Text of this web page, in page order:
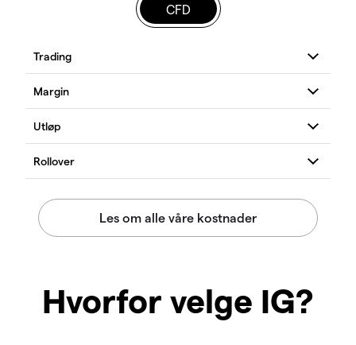
CFD
Hvorfor velge IG?